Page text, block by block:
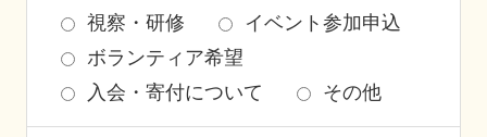
視察・研修
イベント参加申込
ボランティア希望
入会・寄付について
その他